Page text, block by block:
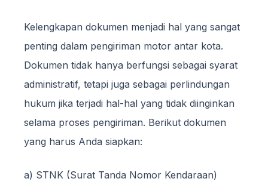
Kelengkapan dokumen menjadi hal yang sangat
penting dalam pengiriman motor antar kota.
Dokumen tidak hanya berfungsi sebagai syarat
administratif, tetapi juga sebagai perlindungan
hukum jika terjadi hal-hal yang tidak diinginkan
selama proses pengiriman. Berikut dokumen
yang harus Anda siapkan:
a) STNK (Surat Tanda Nomor Kendaraan)